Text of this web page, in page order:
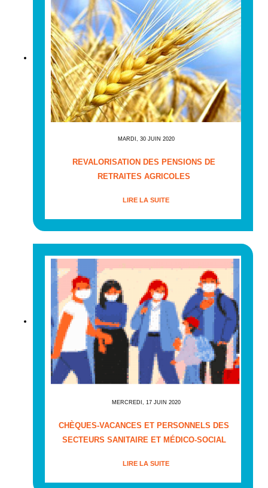
MARDI, 30 JUIN 2020
REVALORISATION DES PENSIONS DE
RETRAITES AGRICOLES
LIRE LA SUITE
MERCREDI, 17 JUIN 2020
CHÈQUES-VACANCES ET PERSONNELS DES
SECTEURS SANITAIRE ET MÉDICO-SOCIAL
LIRE LA SUITE